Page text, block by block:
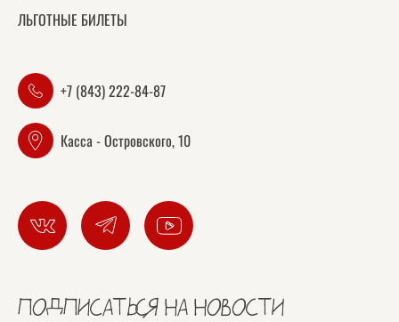
ЛЬГОТНЫЕ БИЛЕТЫ
+7 (843) 222-84-87
Касса - Островского, 10
ПОДПИСАТЬСЯ НА НОВОСТИ